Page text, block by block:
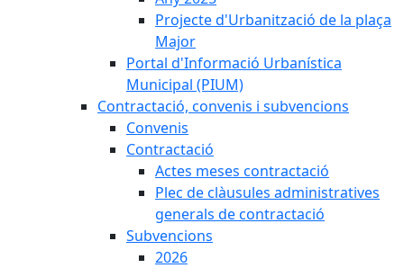
Projecte d'Urbanització de la plaça
Major
Portal d'Informació Urbanística
Municipal (PIUM)
Contractació, convenis i subvencions
Convenis
Contractació
Actes meses contractació
Plec de clàusules administratives
generals de contractació
Subvencions
2026